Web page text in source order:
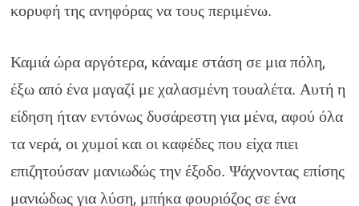
κορυφή της ανηφόρας να τους περιμένω.
Καμιά ώρα αργότερα, κάναμε στάση σε μια πόλη,
έξω από ένα μαγαζί με χαλασμένη τουαλέτα. Αυτή η
είδηση ήταν εντόνως δυσάρεστη για μένα, αφού όλα
τα νερά, οι χυμοί και οι καφέδες που είχα πιει
επιζητούσαν μανιωδώς την έξοδο. Ψάχνοντας επίσης
μανιώδως για λύση, μπήκα φουριόζος σε ένα